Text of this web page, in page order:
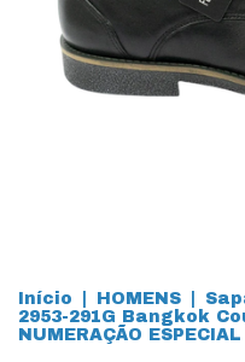
Início HOMENS
2953-291G Bangkok
NUMERAÇÃO